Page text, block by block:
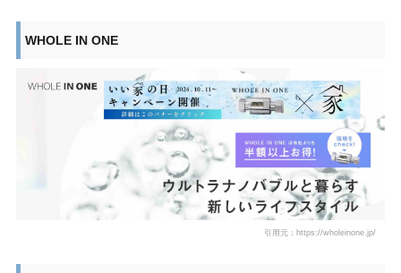
WHOLE IN ONE
引用元：https://wholeinone.jp/